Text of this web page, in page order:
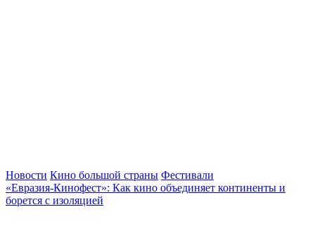
Новости Кино большой страны Фестивали
«Евразия-Кинофест»: Как кино объединяет континенты и
борется с изоляцией